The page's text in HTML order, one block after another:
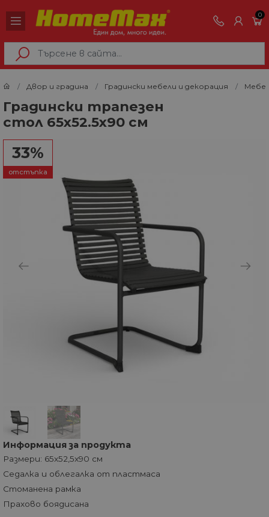
0
Двор и градина Градински мебели и декорация
Градински трапезен
стол 65x52.5x90 см
33%
отстъпка
Информация за продукта
Размери: 65x52,5x90 см
Седалка и облегалка от пластмаса
Стоманена рамка
Прахово боядисана